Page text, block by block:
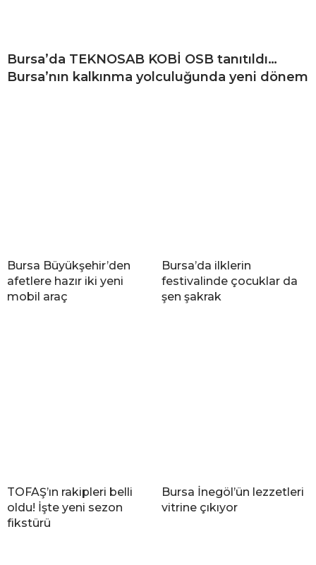
Bursa’da TEKNOSAB KOBİ OSB tanıtıldı…
Bursa’nın kalkınma yolculuğunda yeni dönem
Bursa Büyükşehir’den
afetlere hazır iki yeni
mobil araç
Bursa’da ilklerin
festivalinde çocuklar da
şen şakrak
TOFAŞ’ın rakipleri belli
oldu! İşte yeni sezon
fikstürü
Bursa İnegöl’ün lezzetleri
vitrine çıkıyor